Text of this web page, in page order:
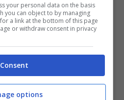
your personal data on the basis
you can object to by managing
a link at the bottom of this page
or withdraw consent in privacy
Consent
options